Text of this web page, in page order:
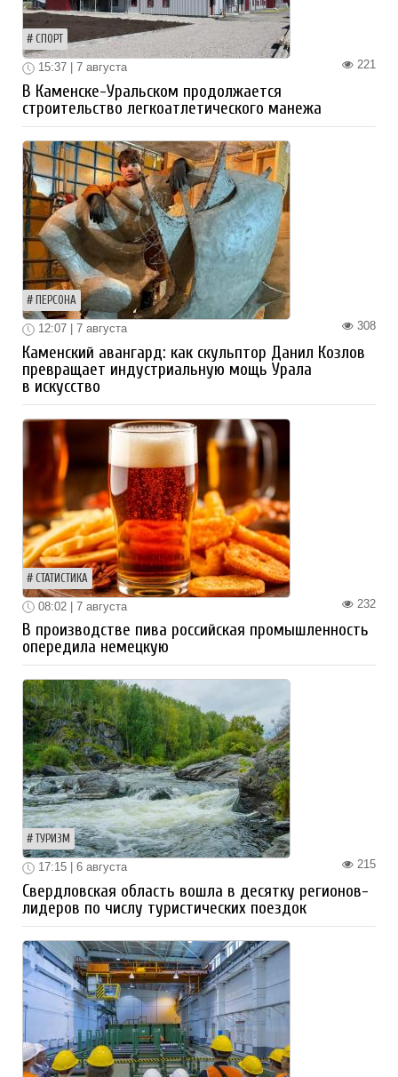
СПОРТ
221
15:37 | 7 августа
В Каменске-Уральском продолжается
строительство легкоатлетического манежа
ПЕРСОНА
308
12:07 | 7 августа
Каменский авангард: как скульптор Данил Козлов
превращает индустриальную мощь Урала
в искусство
СТАТИСТИКА
232
08:02 | 7 августа
В производстве пива российская промышленность
опередила немецкую
ТУРИЗМ
215
17:15 | 6 августа
Свердловская область вошла в десятку регионов-
лидеров по числу туристических поездок